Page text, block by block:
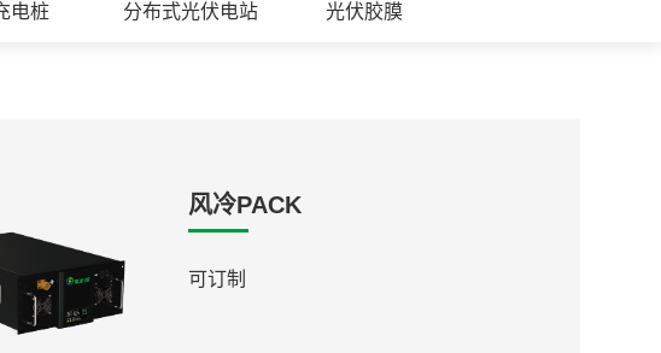
电桩 分布式光伏电站 光伏胶膜
风冷PACK
可订制